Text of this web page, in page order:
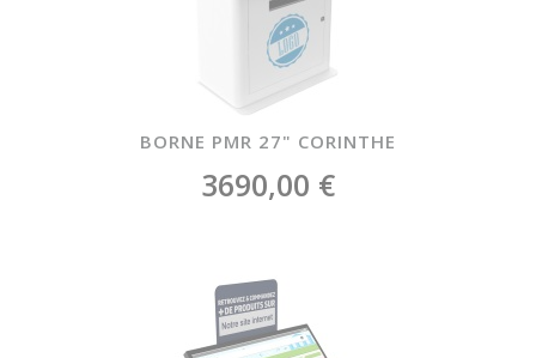
BORNE PMR 27" CORINTHE
3690,00 €